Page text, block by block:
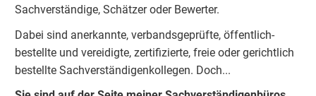
Sachverständige, Schätzer oder Bewerter.
Dabei sind anerkannte, verbandsgeprüfte, öffentlich-
bestellte und vereidigte, zertifizierte, freie oder gerichtlich
bestellte Sachverständigenkollegen. Doch...